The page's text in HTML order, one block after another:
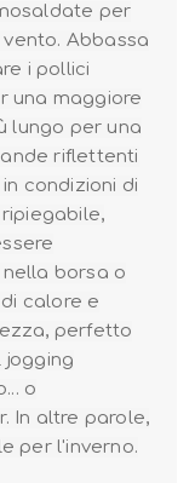
per
Abbassa
i pollici
una maggiore
lungo per una
riflettenti
condizioni di
borsa o
calore e
perfetto
jogging
o
In altre parole,
per l'inverno.